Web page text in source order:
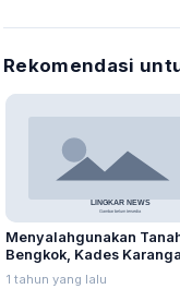
Rekomendasi
Menyalahgunakan
Bengkok, Kades
Ditangkap Kejari
1 tahun yang lalu